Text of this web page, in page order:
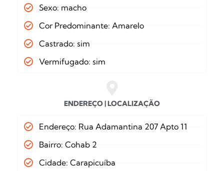
Sexo: macho
Cor Predominante: Amarelo
Castrado: sim
Vermifugado: sim
ENDEREÇO | LOCALIZAÇÃO
Endereço: Rua Adamantina 207 Apto 11
Bairro: Cohab 2
Cidade: Carapicuíba